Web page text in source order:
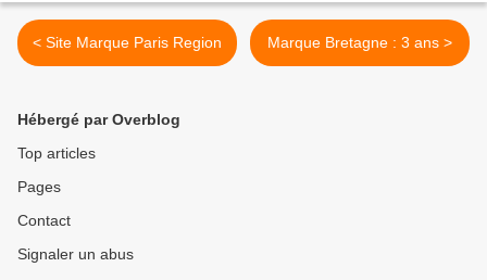
< Site Marque Paris Region Marque Bretagne : 3 ans >
Hébergé par Overblog
Top articles
Pages
Contact
Signaler un abus